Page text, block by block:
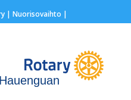
| Nuorisovaihto |